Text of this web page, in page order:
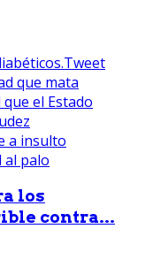
los
contra...